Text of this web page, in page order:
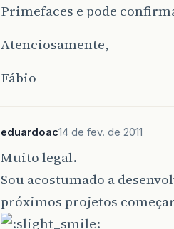
Primefaces e pode
Atenciosamente,
Fábio
eduardoac14 de fev. de 2011
Muito legal.
Sou acostumado a
próximos projetos